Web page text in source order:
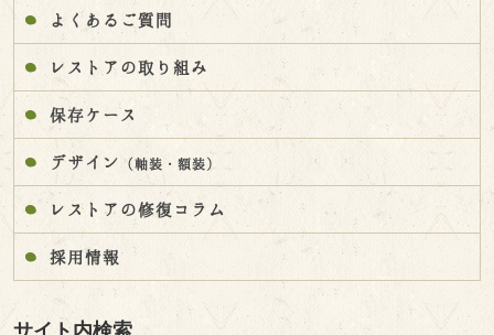
よくあるご質問
レストアの取り組み
保存ケース
デザイン （軸装・額装）
レストアの修復コラム
採用情報
サイト内検索